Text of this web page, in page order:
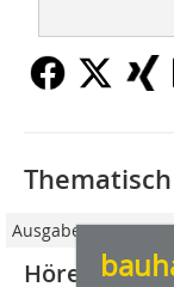
Ausgabe 05/2011
Hören +